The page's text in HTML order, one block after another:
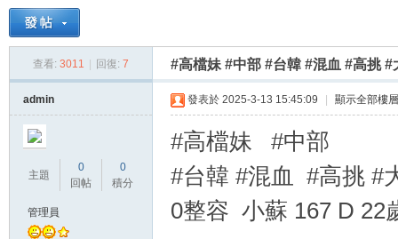
索
› › ›
查看: 3011 回復: 7 #高檔妹 #中部 #台韓 #混血 #高挑 #
admin
主題
0
回帖
0
積分
管理員
發表於 2025-3-13 15:45:09 顯示全部樓層
#高檔妹 #中部
#台韓 #混血 #高挑 #
0整容 小蘇 167 D 22